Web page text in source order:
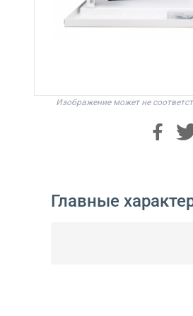
Изображение может не
Главные